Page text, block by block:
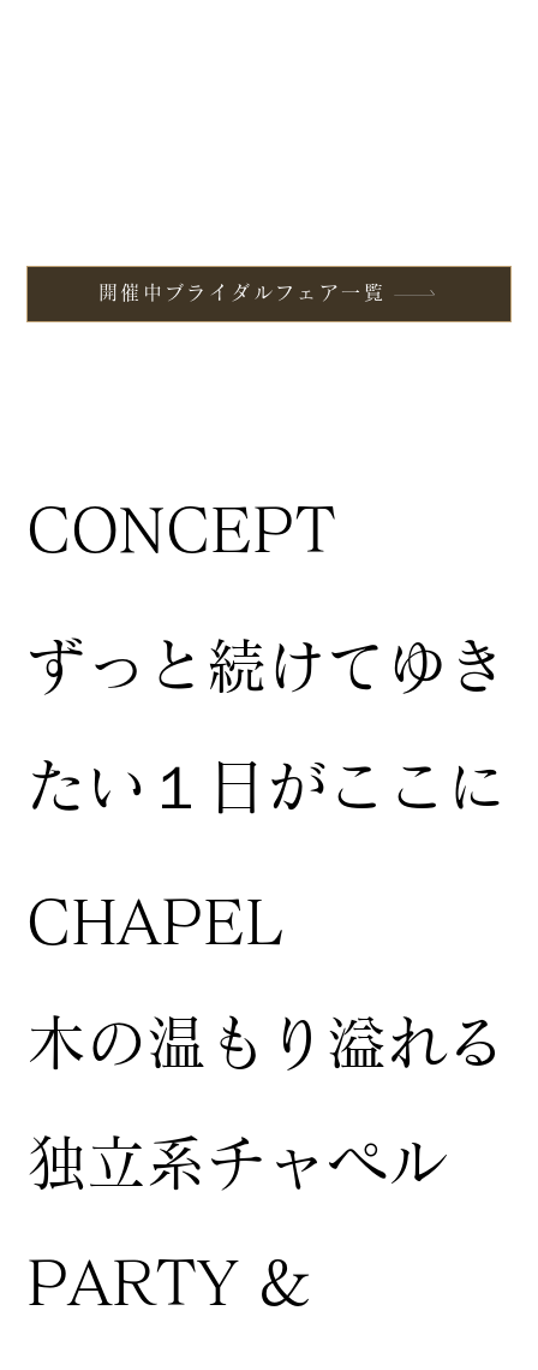
開催中ブライダルフェア一覧
CONCEPT
ずっと続けてゆき
たい１日がここに
CHAPEL
木の温もり溢れる
独立系チャペル
PARTY &